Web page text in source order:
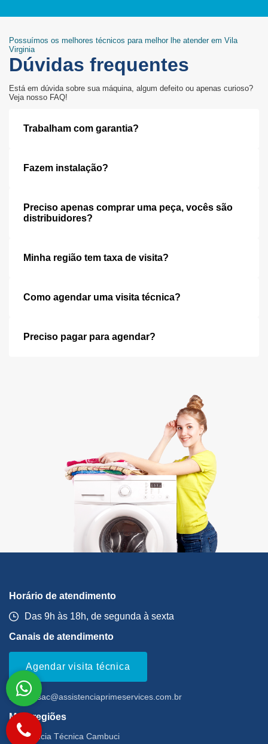
Possuímos os melhores técnicos para melhor lhe atender em Vila
Virginia
Dúvidas frequentes
Está em dúvida sobre sua máquina, algum defeito ou apenas curioso?
Veja nosso FAQ!
Trabalham com garantia?
Fazem instalação?
Preciso apenas comprar uma peça, vocês são
distribuidores?
Minha região tem taxa de visita?
Como agendar uma visita técnica?
Preciso pagar para agendar?
Horário de atendimento
Das 9h às 18h, de segunda à sexta
Canais de atendimento
Agendar visita técnica
Email: sac@assistenciaprimeservices.com.br
Mais regiões
Assistência Técnica Cambuci